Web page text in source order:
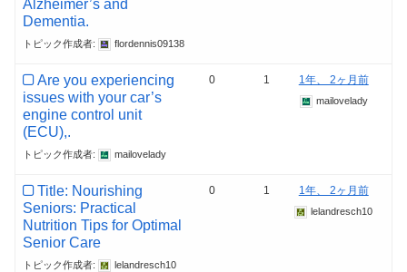
Alzheimer’s and
Dementia.
トピック作成者: flordennis09138
Are you experiencing
issues with your car’s
engine control unit
(ECU),.
トピック作成者: mailovelady
0 1 1年、 2ヶ月前
mailovelady
Title: Nourishing
Seniors: Practical
Nutrition Tips for Optimal
Senior Care
トピック作成者: lelandresch10
0 1 1年、 2ヶ月前
lelandresch10